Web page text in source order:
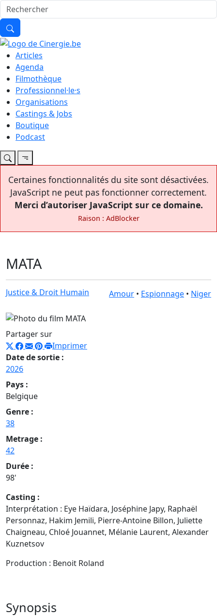
Articles
Agenda
Filmothèque
Professionnel·le·s
Organisations
Castings & Jobs
Boutique
Podcast
Certaines fonctionnalités du site sont désactivées.
JavaScript ne peut pas fonctionner correctement.
Merci d’autoriser JavaScript sur ce domaine.
Raison : AdBlocker
MATA
Justice & Droit Humain Amour • Espionnage • Niger
Partager sur
Imprimer
Date de sortie :
2026
Pays :
Belgique
Genre :
38
Metrage :
42
Durée :
98'
Casting :
Interprétation : Eye Haïdara, Joséphine Japy, Raphaël
Personnaz, Hakim Jemili, Pierre-Antoine Billon, Juliette
Chaigneau, Chloé Jouannet, Mélanie Laurent, Alexander
Kuznetsov
Production : Benoit Roland
Synopsis